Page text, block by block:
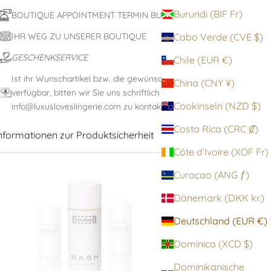
Burundi (BIF Fr)
Cabo Verde (CVE $)
Chile (EUR €)
China (CNY ¥)
Cookinseln (NZD $)
Costa Rica (CRC ₡)
Côte d’Ivoire (XOF Fr)
Curaçao (ANG ƒ)
Dänemark (DKK kr.)
Deutschland (EUR €)
Dominica (XCD $)
Dominikanische
BOUTIQUE APPOINTMENT TERMIN BUCHEN
IHR WEG ZU UNSERER BOUTIQUE
GESCHENKSERVICE
Ist ihr Wunschartikel bzw. die gewünschte Größe nicht
verfügbar, bitten wir Sie uns schriftlich unter:
info@luxusloveslingerie.com zu kontaktieren
zur Produktsicherheit